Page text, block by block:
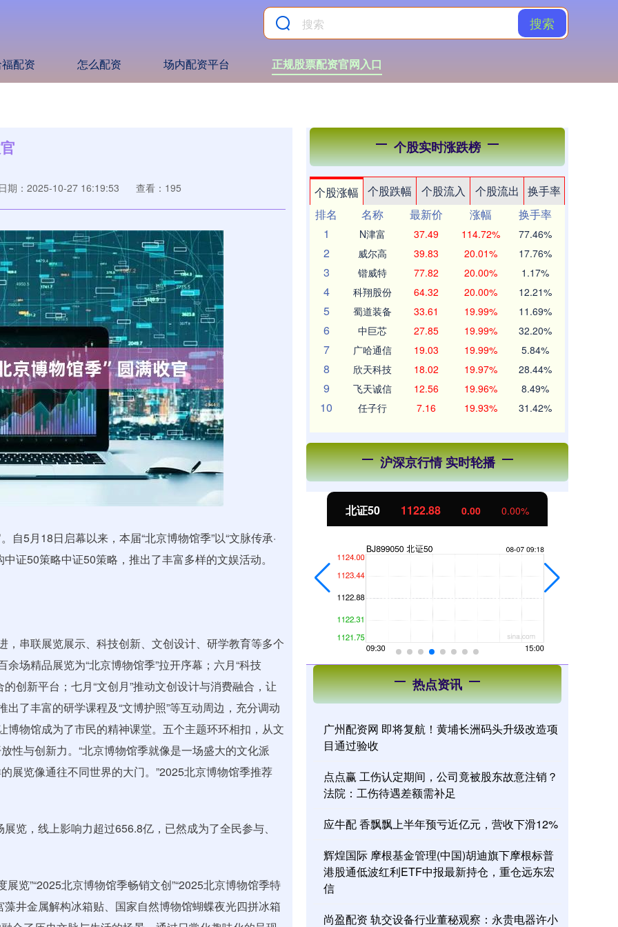
搜索
配资 怎么配资 场内配资平台 正规股票配资官网入口
期：2025-10-27 16:19:53 查看：195
5月18日启幕以来，本届“北京博物馆季”以“文脉传承·
证50策略中证50策略，推出了丰富多样的文娱活动。
，串联展览展示、科技创新、文创设计、研学教育等多个
场精品展览为“北京博物馆季”拉开序幕；六月“科技
创新平台；七月“文创月”推动文创设计与消费融合，让
了丰富的研学课程及“文博护照”等互动周边，充分调动
博物馆成为了市民的精神课堂。五个主题环环相扣，从文
性与创新力。“北京博物馆季就像是一场盛大的文化派
展览像通往不同世界的大门。”2025北京博物馆季推荐
览，线上影响力超过656.8亿，已然成为了全民参与、
览”“2025北京博物馆季畅销文创”“2025北京博物馆季特
井金属解构冰箱贴、国家自然博物馆蝴蝶夜光四拼冰箱
个股实时涨跌榜
个股涨幅 个股跌幅 个股流入 个股流出
换手率
排名
名称 最新价 涨幅
换手率
1
N津富 37.49 114.72% 77.46%
2 威尔高 39.83 20.01% 17.76%
3 锴威特 77.82 20.00% 1.17%
4 科翔股份 64.32 20.00% 12.21%
5 蜀道装备 33.61 19.99% 11.69%
6 中巨芯 27.85 19.99% 32.20%
7 广哈通信 19.03 19.99% 5.84%
8 欣天科技 18.02 19.97% 28.44%
9 飞天诚信 12.56 19.96% 8.49%
10 任子行 7.16 19.93% 31.42%
沪深京行情 实时轮播
沪深300 4650.22 -1.09 北证50 1122.88 0.00 0.00%
热点资讯
广州配资网 即将复航！黄埔长洲码头升级改造项
目通过验收
点点赢 工伤认定期间，公司竟被股东故意注销？
法院：工伤待遇差额需补足
应牛配 香飘飘上半年预亏近亿元，营收下滑12%
辉煌国际 摩根基金管理(中国)胡迪旗下摩根标普
港股通低波红利ETF中报最新持仓，重仓远东宏
信
尚盈配资 轨交设备行业董秘观察：永贵电器许小